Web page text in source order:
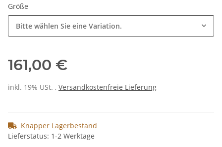
Größe
Bitte wählen Sie eine Variation.
161,00 €
inkl. 19% USt. , Versandkostenfreie Lieferung
Knapper Lagerbestand
Lieferstatus: 1-2 Werktage